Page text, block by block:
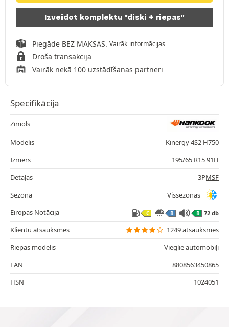
Izveidot komplektu "diski + riepas"
Piegāde BEZ MAKSAS. Vairāk informācijas
Droša transakcija
Vairāk nekā 100 uzstādīšanas partneri
Specifikācija
Zīmols
Modelis
Kinergy 4S2 H750
Izmērs
195/65 R15 91H
Detaļas
3PMSF
Sezona
Vissezonas
Eiropas Notācija
C B B 72 db
Klientu atsauksmes
1249 atsauksmes
Riepas modelis
Vieglie automobiļi
EAN
8808563450865
HSN
1024051